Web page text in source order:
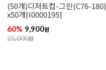
(50개)디저트컵-그린(C76-180)
x50개[I0000195]
60% 9,900원
25,000원